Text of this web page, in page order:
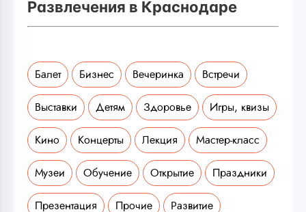
Развлечения в Краснодаре
Балет Бизнес Вечеринка Встречи
Выставки Детям Здоровье Игры, квизы
Кино Концерты Лекция Мастер-класс
Музеи Обучение Открытие Праздники
Презентация Прочие Развитие